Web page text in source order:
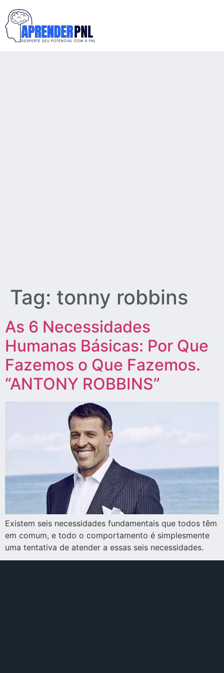
Tag: tonny robbins
As 6 Necessidades
Humanas Básicas: Por Que
Fazemos o Que Fazemos.
“ANTONY ROBBINS”
Existem seis necessidades fundamentais que todos têm
em comum, e todo o comportamento é simplesmente
uma tentativa de atender a essas seis necessidades.